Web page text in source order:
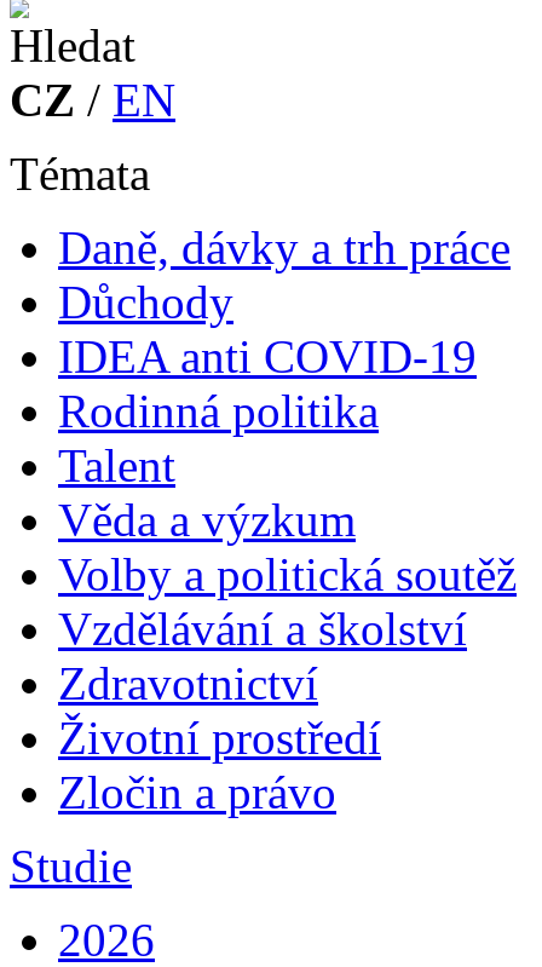
CZ / EN
Témata
Daně, dávky a trh práce
Důchody
IDEA anti COVID-19
Rodinná politika
Talent
Věda a výzkum
Volby a politická soutěž
Vzdělávání a školství
Zdravotnictví
Životní prostředí
Zločin a právo
Studie
2026